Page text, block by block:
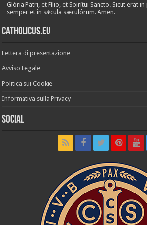
Glória Patri, et Fílio, et Spirítui Sancto. Sicut erat
semper et in sǽcula sæculórum. Amen.
Catholicus.eu
Lettera di presentazione
Avviso Legale
Politica sui Cookie
Informativa sulla Privacy
Social